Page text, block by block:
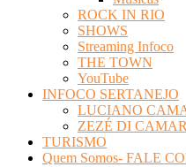
ROCK IN RIO
SHOWS
Streaming Infoco
THE TOWN
YouTube
INFOCO SERTANEJO
LUCIANO
ZEZÉ DI
TURISMO
Quem Somos- FALE